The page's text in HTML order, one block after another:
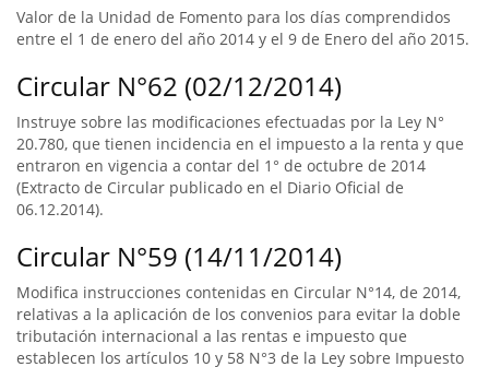
Valor de la Unidad de Fomento para los días comprendidos
entre el 1 de enero del año 2014 y el 9 de Enero del año 2015.
Circular N°62 (02/12/2014)
Instruye sobre las modificaciones efectuadas por la Ley N°
20.780, que tienen incidencia en el impuesto a la renta y que
entraron en vigencia a contar del 1° de octubre de 2014
(Extracto de Circular publicado en el Diario Oficial de
06.12.2014).
Circular N°59 (14/11/2014)
Modifica instrucciones contenidas en Circular N°14, de 2014,
relativas a la aplicación de los convenios para evitar la doble
tributación internacional a las rentas e impuesto que
establecen los artículos 10 y 58 N°3 de la Ley sobre Impuesto